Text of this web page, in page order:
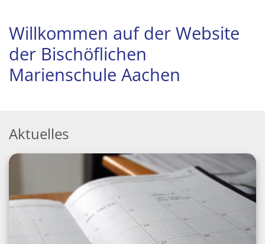
Willkommen auf der Website
der Bischöflichen
Marienschule Aachen
Aktuelles